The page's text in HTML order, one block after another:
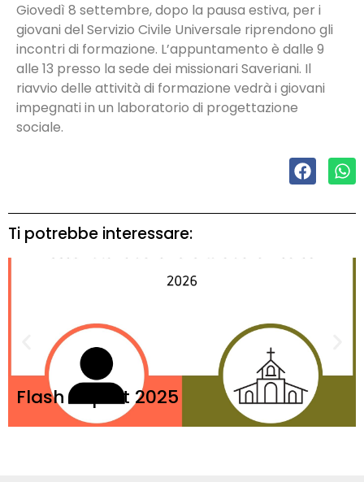
Giovedì 8 settembre, dopo la pausa estiva, per i
giovani del Servizio Civile Universale riprendono gli
incontri di formazione. L’appuntamento è dalle 9
alle 13 presso la sede dei missionari Saveriani. Il
riavvio delle attività di formazione vedrà i giovani
impegnati in un laboratorio di progettazione
sociale.
Ti potrebbe interessare:
Flash Report 2025